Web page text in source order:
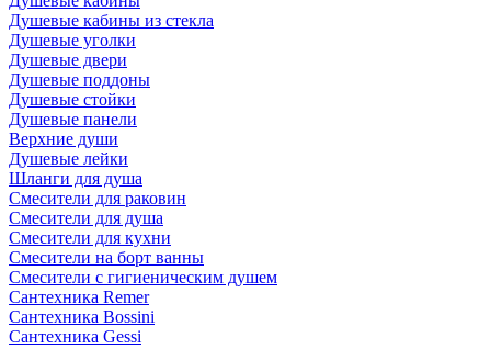
Душевые кабины из стекла
Душевые уголки
Душевые двери
Душевые поддоны
Душевые стойки
Душевые панели
Верхние души
Душевые лейки
Шланги для душа
Смесители для раковин
Смесители для душа
Смесители для кухни
Смесители на борт ванны
Смесители с гигиеническим душем
Сантехника Remer
Сантехника Bossini
Сантехника Gessi